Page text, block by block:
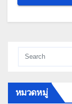
หมวดหมู่